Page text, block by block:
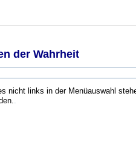
der Wahrheit
nicht links in der Menüauswahl